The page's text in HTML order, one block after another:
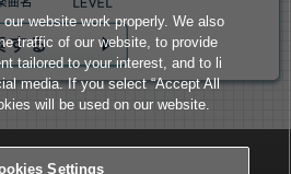
website work properly. We also
traffic of our website, to provide
tailored to your interest, and to li
media. If you select “Accept All
will be used on our website.
Settings